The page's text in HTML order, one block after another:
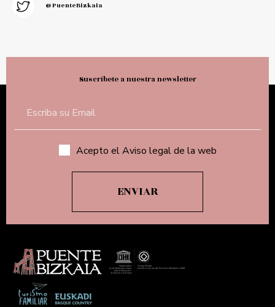
@PuenteBizkaia
Suscríbete a nuestra newsletter
Acepto el Aviso legal de la web